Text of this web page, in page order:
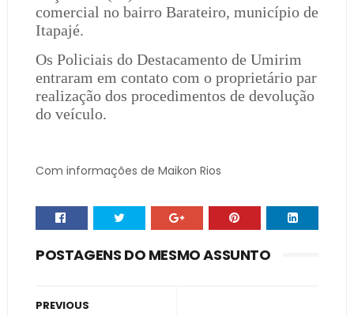
comercial no bairro Barateiro, município de
Itapajé.
Os Policiais do Destacamento de Umirim
entraram em contato com o proprietário par
realização dos procedimentos de devolução
do veículo.
Com informações de Maikon Rios
POSTAGENS DO MESMO ASSUNTO
PREVIOUS